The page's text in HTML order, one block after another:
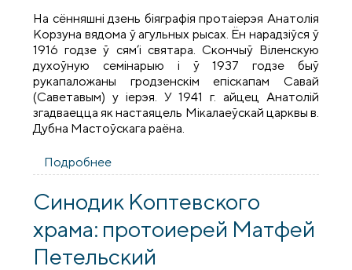
На сённяшні дзень біяграфія протаіерэя Анатолія
Корзуна вядома ў агульных рысах. Ён нарадзіўся ў
1916 годзе ў сям’і святара. Скончыў Віленскую
духоўную семінарыю і ў 1937 годзе быў
рукапаложаны гродзенскім епіскапам Савай
(Саветавым) у іерэя. У 1941 г. айцец Анатолій
згадваецца як настаяцель Мікалаеўскай царквы в.
Дубна Мастоўскага раёна.
Подробнее
мастоўскага святара Анатолія Корзуна
Синодик Коптевского
храма: протоиерей Матфей
Петельский